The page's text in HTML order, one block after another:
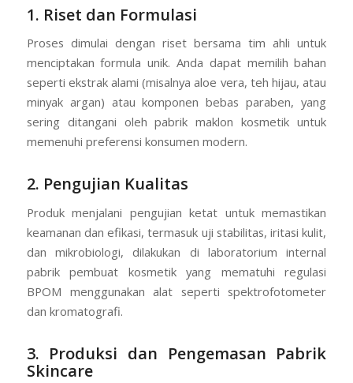
1. Riset dan Formulasi
Proses dimulai dengan riset bersama tim ahli untuk
menciptakan formula unik. Anda dapat memilih bahan
seperti ekstrak alami (misalnya aloe vera, teh hijau, atau
minyak argan) atau komponen bebas paraben, yang
sering ditangani oleh pabrik maklon kosmetik untuk
memenuhi preferensi konsumen modern.
2. Pengujian Kualitas
Produk menjalani pengujian ketat untuk memastikan
keamanan dan efikasi, termasuk uji stabilitas, iritasi kulit,
dan mikrobiologi, dilakukan di laboratorium internal
pabrik pembuat kosmetik yang mematuhi regulasi
BPOM menggunakan alat seperti spektrofotometer
dan kromatografi.
3. Produksi dan Pengemasan Pabrik
Skincare